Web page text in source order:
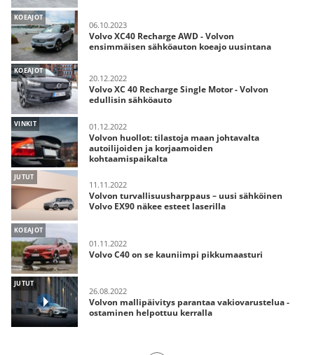
KOEAJOT
06.10.2023
Volvo XC40 Recharge AWD - Volvon
ensimmäisen sähköauton koeajo uusintana
KOEAJOT
20.12.2022
Volvo XC 40 Recharge Single Motor - Volvon
edullisin sähköauto
VINKIT 01.12.2022
Volvon huollot: tilastoja maan johtavalta
autoilijoiden ja korjaamoiden
kohtaamispaikalta
JUTUT
11.11.2022
Volvon turvallisuusharppaus – uusi sähköinen
Volvo EX90 näkee esteet laserilla
KOEAJOT
01.11.2022
Volvo C40 on se kauniimpi pikkumaasturi
JUTUT
26.08.2022
Volvon mallipäivitys parantaa vakiovarustelua -
ostaminen helpottuu kerralla